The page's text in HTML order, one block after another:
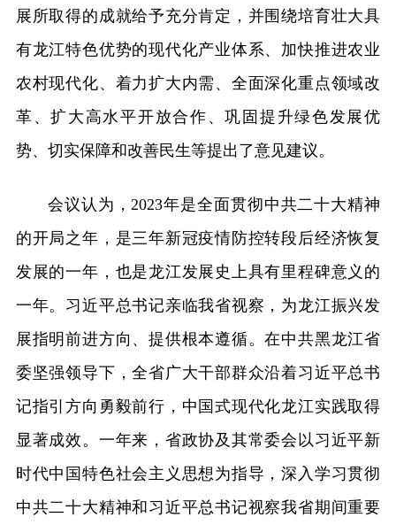
展所取得的成就给予充分肯定，并围绕培育壮大具
有龙江特色优势的现代化产业体系、加快推进农业
农村现代化、着力扩大内需、全面深化重点领域改
革、扩大高水平开放合作、巩固提升绿色发展优
势、切实保障和改善民生等提出了意见建议。
会议认为，2023年是全面贯彻中共二十大精神
的开局之年，是三年新冠疫情防控转段后经济恢复
发展的一年，也是龙江发展史上具有里程碑意义的
一年。习近平总书记亲临我省视察，为龙江振兴发
展指明前进方向、提供根本遵循。在中共黑龙江省
委坚强领导下，全省广大干部群众沿着习近平总书
记指引方向勇毅前行，中国式现代化龙江实践取得
显著成效。一年来，省政协及其常委会以习近平新
时代中国特色社会主义思想为指导，深入学习贯彻
中共二十大精神和习近平总书记视察我省期间重要